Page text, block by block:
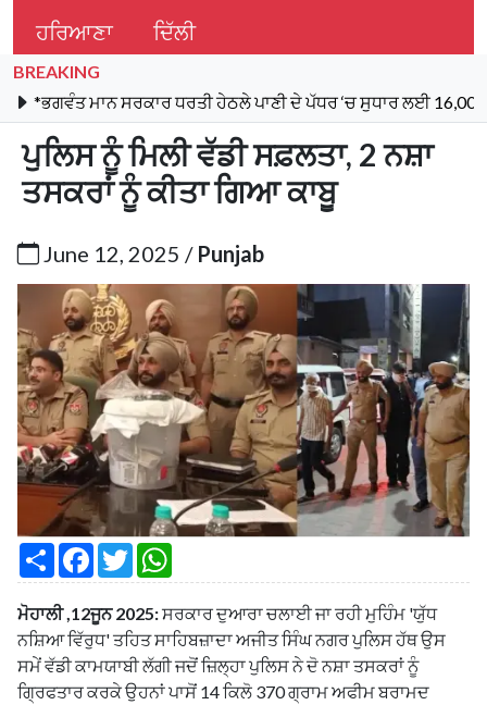
ਹਰਿਆਣਾ
ਦਿੱਲੀ
BREAKING
ਮਾਨ ਸਰਕਾਰ ਧਰਤੀ ਹੇਠਲੇ ਪਾਣੀ ਦੇ ਪੱਧਰ ‘ਚ ਸੁਧਾਰ ਲਈ 16,000
ਪੁਲਿਸ ਨੂੰ ਮਿਲੀ ਵੱਡੀ ਸਫ਼ਲਤਾ, 2 ਨਸ਼ਾ
ਤਸਕਰਾਂ ਨੂੰ ਕੀਤਾ ਗਿਆ ਕਾਬੂ
June 12, 2025 / Punjab
S
a
r
e
F
c
e
b
o
o
k
T
w
i
t
t
e
r
a
t
s
A
p
p
ਮੋਹਾਲੀ ,12ਜੂਨ 2025:ਸਰਕਾਰ ਦੁਆਰਾ ਚਲਾਈ ਜਾ ਰਹੀ ਮੁਹਿੰਮ 'ਯੁੱਧ
ਨਸ਼ਿਆ ਵਿੱਰੁਧ' ਤਹਿਤ ਸਾਹਿਬਜ਼ਾਦਾ ਅਜੀਤ ਸਿੰਘ ਨਗਰ ਪੁਲਿਸ ਹੱਥ ਉਸ
ਸਮੇਂ ਵੱਡੀ ਕਾਮਯਾਬੀ ਲੱਗੀ ਜਦੋਂ ਜ਼ਿਲ੍ਹਾ ਪੁਲਿਸ ਨੇ ਦੋ ਨਸ਼ਾ ਤਸਕਰਾਂ ਨੂੰ
ਗ੍ਰਿਫਤਾਰ ਕਰਕੇ ਉਹਨਾਂ ਪਾਸੋਂ 14 ਕਿਲੋ 370 ਗ੍ਰਾਮ ਅਫੀਮ ਬਰਾਮਦ